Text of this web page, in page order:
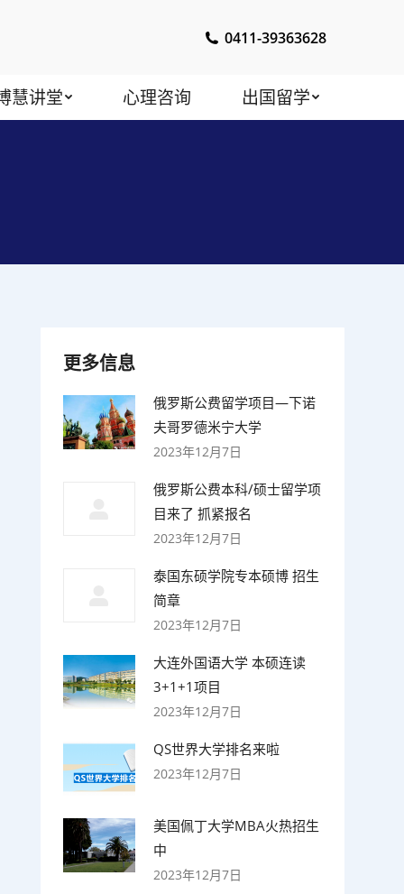
0411-39363628
慧讲堂 心理咨询 出国留学
更多信息
俄罗斯公费留学项目—下诺
夫哥罗德米宁大学
2023年12月7日
俄罗斯公费本科/硕士留学项
目来了 抓紧报名
2023年12月7日
泰国东硕学院专本硕博 招生
简章
2023年12月7日
大连外国语大学 本硕连读
3+1+1项目
2023年12月7日
QS世界大学排名来啦
2023年12月7日
美国佩丁大学MBA火热招生
中
2023年12月7日